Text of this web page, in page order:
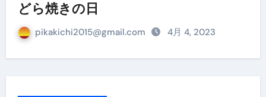
どら焼きの日
pikakichi2015@gmail.com 4月 4, 2023